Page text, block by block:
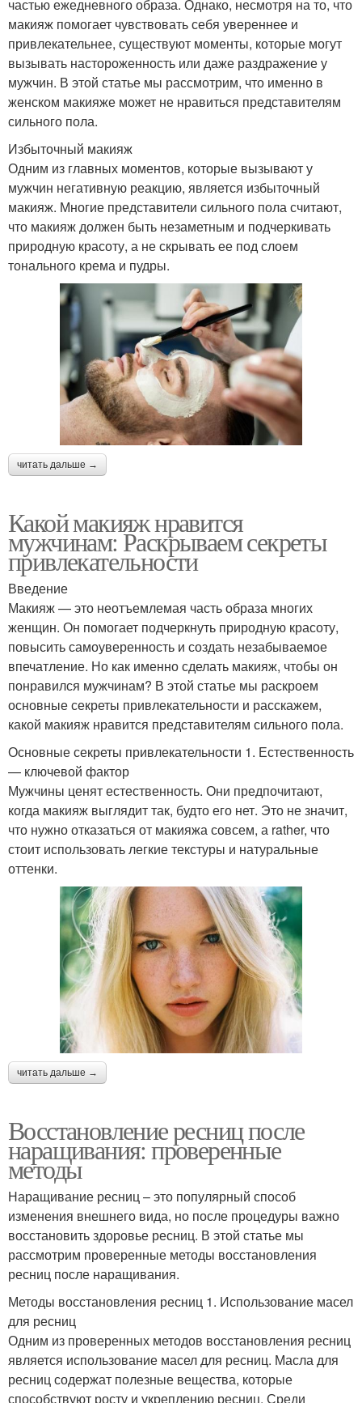
частью ежедневного образа. Однако, несмотря на то, что
макияж помогает чувствовать себя увереннее и
привлекательнее, существуют моменты, которые могут
вызывать настороженность или даже раздражение у
мужчин. В этой статье мы рассмотрим, что именно в
женском макияже может не нравиться представителям
сильного пола.
Избыточный макияж
Одним из главных моментов, которые вызывают у
мужчин негативную реакцию, является избыточный
макияж. Многие представители сильного пола считают,
что макияж должен быть незаметным и подчеркивать
природную красоту, а не скрывать ее под слоем
тонального крема и пудры.
читать дальше →
Какой макияж нравится
мужчинам: Раскрываем секреты
привлекательности
Введение
Макияж — это неотъемлемая часть образа многих
женщин. Он помогает подчеркнуть природную красоту,
повысить самоуверенность и создать незабываемое
впечатление. Но как именно сделать макияж, чтобы он
понравился мужчинам? В этой статье мы раскроем
основные секреты привлекательности и расскажем,
какой макияж нравится представителям сильного пола.
Основные секреты привлекательности 1. Естественность
— ключевой фактор
Мужчины ценят естественность. Они предпочитают,
когда макияж выглядит так, будто его нет. Это не значит,
что нужно отказаться от макияжа совсем, а rather, что
стоит использовать легкие текстуры и натуральные
оттенки.
читать дальше →
Восстановление ресниц после
наращивания: проверенные
методы
Наращивание ресниц – это популярный способ
изменения внешнего вида, но после процедуры важно
восстановить здоровье ресниц. В этой статье мы
рассмотрим проверенные методы восстановления
ресниц после наращивания.
Методы восстановления ресниц 1. Использование масел
для ресниц
Одним из проверенных методов восстановления ресниц
является использование масел для ресниц. Масла для
ресниц содержат полезные вещества, которые
способствуют росту и укреплению ресниц. Среди